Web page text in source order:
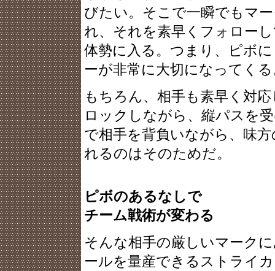
びたい。そこで一瞬でもマ
れ、それを素早くフォロー
体勢に入る。つまり、ピボ
ーが非常に大切になってく
もちろん、相手も素早く対
ロックしながら、縦パスを
で相手を背負いながら、味
れるのはそのためだ。
ピボのあるなしで
チーム戦術が変わる
そんな相手の厳しいマーク
ールを量産できるストライ